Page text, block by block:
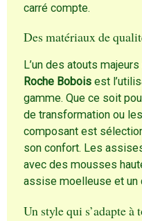
carré compte.
Des matériaux de
L’un des atouts
Roche Bobois est
gamme. Que ce soit
de transformation ou
composant est
son confort. Les
avec des mousses
assise moelleuse et un
Un style qui s’adapte à